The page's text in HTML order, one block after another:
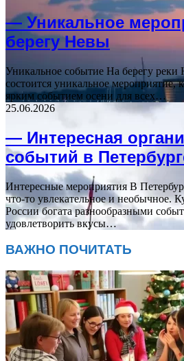
— Уникальное
берегу Невы
Уникальное событие На берегу реки
состоится уникальное мероприятие,
ярким событием осени для всех…
25.06.2026
— Интересная
событий в
Интересные мероприятия В
что-то увлекательное и необычное.
России богата разнообразными
удовлетворить вкусы…
ВАЖНО ПОЧИТАТЬ